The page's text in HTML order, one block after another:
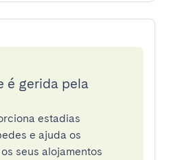
é gerida pela
estadias
e ajuda os
seus alojamentos